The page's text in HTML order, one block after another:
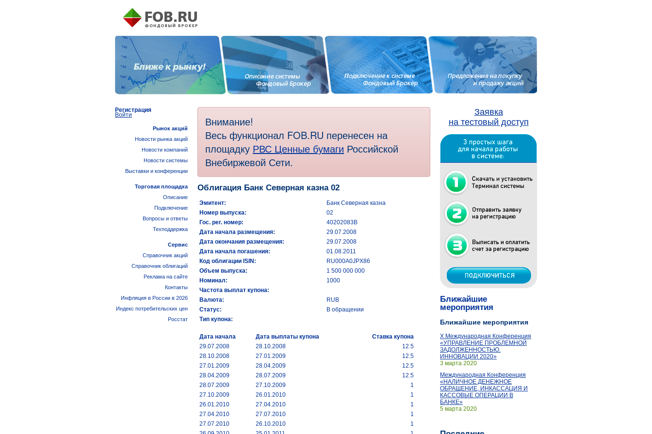
Внимание!
Весь функционал FOB.RU перенесен на
площадку РВС Ценные бумаги Российской
Внебиржевой Сети.
Облигация Банк Северная казна 02
Эмитент:
Банк Северная казна
Номер выпуска:
02
Гос. рег. номер:
40202083B
Дата начала размещения:
29.07.2008
Дата окончания размещения:
29.07.2008
Дата начала погашения:
01.08.2011
Код облигации ISIN:
RU000A0JPX86
Объем выпуска:
1 500 000 000
Номинал:
1000
Частота выплат купона:
Валюта:
RUB
Статус:
В обращении
Тип купона:
Дата начала Дата выплаты купона
Ставка купона
29.07.2008
28.10.2008
12.5
28.10.2008
27.01.2009
12.5
27.01.2009
28.04.2009
12.5
28.04.2009
28.07.2009
12.5
28.07.2009
27.10.2009
1
27.10.2009
26.01.2010
1
26.01.2010
27.04.2010
1
27.04.2010
27.07.2010
1
27.07.2010
26.10.2010
1
Заявка
на тестовый доступ
Ближайшие
мероприятия
Ближайшие мероприятия
X Международная Конференция
«УПРАВЛЕНИЕ ПРОБЛЕМНОЙ
ЗАДОЛЖЕННОСТЬЮ.
ИННОВАЦИИ 2020»
3 марта 2020
Международная Конференция
«НАЛИЧНОЕ ДЕНЕЖНОЕ
ОБРАЩЕНИЕ, ИНКАССАЦИЯ И
КАССОВЫЕ ОПЕРАЦИИ В
БАНКЕ»
5 марта 2020
Регистрация
Войти
Рынок акций
Новости рынка акций
Новости компаний
Новости системы
Выставки и конференции
Торговая площадка
Описание
Подключение
Вопросы и ответы
Техподдержка
Сервис
Справочник акций
Справочник облигаций
Реклама на сайте
Контакты
Инфляция в России в 2026
Индекс потребительских цен
Росстат